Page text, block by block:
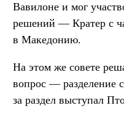
Вавилоне и мог
решений — Кратер с
в Македонию.
На этом же совете
вопрос — разделение
за раздел выступал